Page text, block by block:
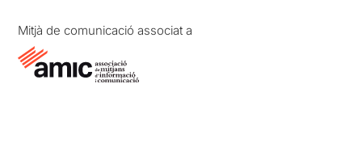
Mitjà de comunicació associat a